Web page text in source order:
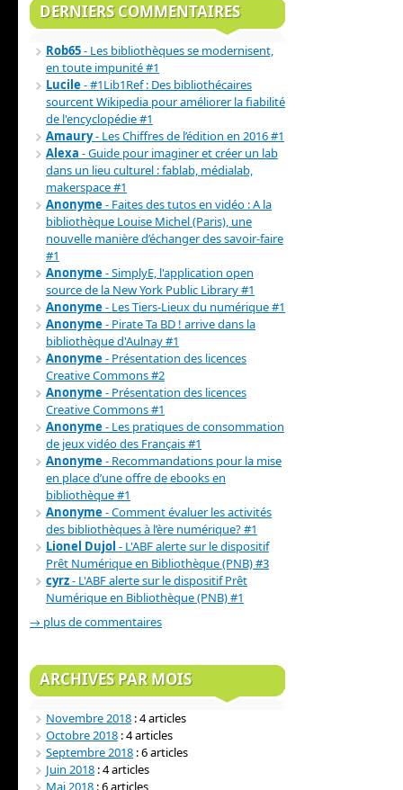
DERNIERS COMMENTAIRES
Rob65- Les bibliothèques se modernisent,
en toute impunité #1
Lucile- #1Lib1Ref : Des bibliothécaires
sourcent Wikipedia pour améliorer la fiabilité
de l'encyclopédie #1
Amaury- Les Chiffres de l’édition en 2016 #1
Alexa - Guide pour imaginer et créer un lab
dans un lieu culturel : fablab, médialab,
makerspace #1
Anonyme- Faites des tutos en vidéo : A la
bibliothèque Louise Michel (Paris), une
nouvelle manière d’échanger des savoir-faire
#1
Anonyme- SimplyE, l'application open
source de la New York Public Library #1
Anonyme- Les Tiers-Lieux du numérique #1
Anonyme- Pirate Ta BD ! arrive dans la
bibliothèque d'Aulnay #1
Anonyme- Présentation des licences
Creative Commons #2
Anonyme- Présentation des licences
Creative Commons #1
Anonyme- Les pratiques de consommation
de jeux vidéo des Français #1
Anonyme- Recommandations pour la mise
en place d’une offre de ebooks en
bibliothèque #1
Anonyme- Comment évaluer les activités
des bibliothèques à l’ère numérique? #1
Lionel Dujol - L'ABF alerte sur le dispositif
Prêt Numérique en Bibliothèque (PNB) #3
cyrz- L'ABF alerte sur le dispositif Prêt
Numérique en Bibliothèque (PNB) #1
→ plus de commentaires
ARCHIVES PAR MOIS
Novembre 2018 : 4 articles
Octobre 2018 : 4 articles
Septembre 2018 : 6 articles
Juin 2018 : 4 articles
Mai 2018 : 6 articles